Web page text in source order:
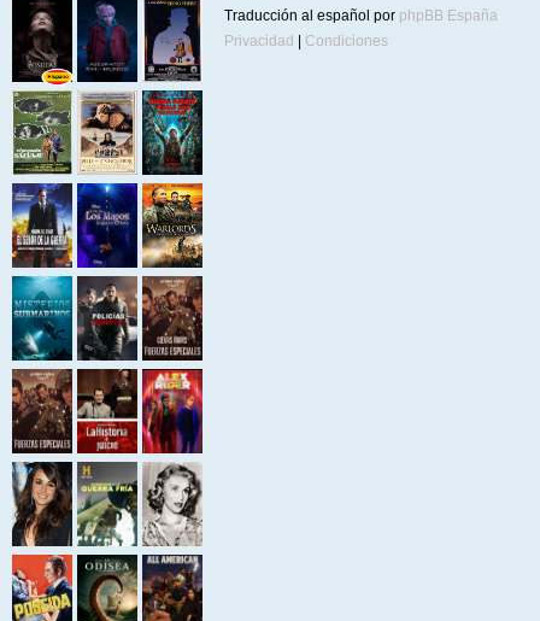
Traducción al español por phpBB España
Privacidad | Condiciones